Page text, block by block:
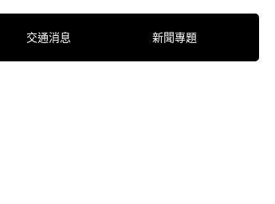
交通消息 新聞專題